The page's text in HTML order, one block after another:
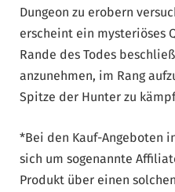
Dungeon zu erobern
erscheint ein mysteriöses
Rande des Todes
anzunehmen, im Rang
Spitze der Hunter zu
*Bei den Kauf-Angeboten
sich um sogenannte
Produkt über einen